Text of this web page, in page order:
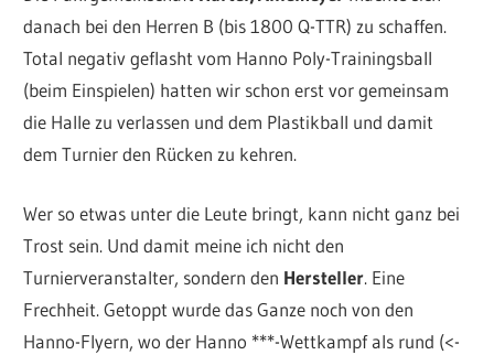
danach bei den Herren B (bis 1800 Q-TTR) zu schaffen.
Total negativ geflasht vom Hanno Poly-Trainingsball
(beim Einspielen) hatten wir schon erst vor gemeinsam
die Halle zu verlassen und dem Plastikball und damit
dem Turnier den Rücken zu kehren.
Wer so etwas unter die Leute bringt, kann nicht ganz bei
Trost sein. Und damit meine ich nicht den
Turnierveranstalter, sondern den Hersteller. Eine
Frechheit. Getoppt wurde das Ganze noch von den
Hanno-Flyern, wo der Hanno ***-Wettkampf als rund (<-